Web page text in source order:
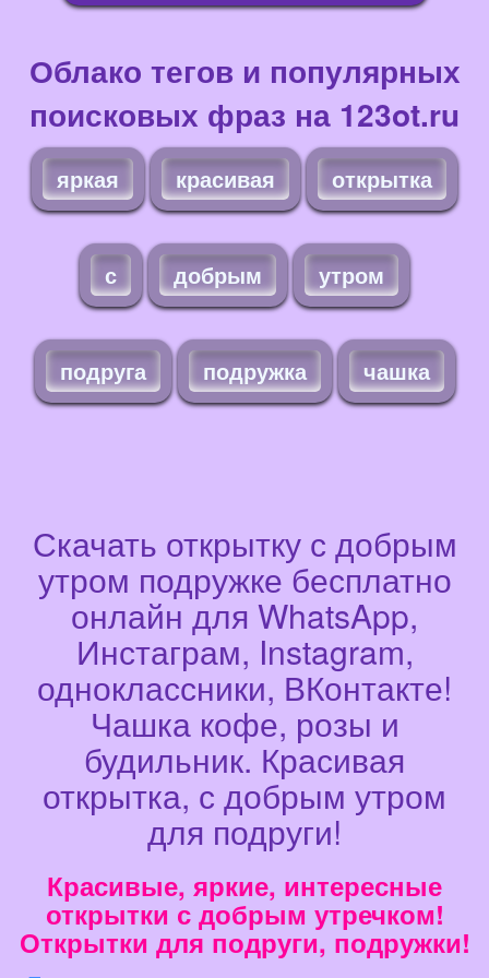
Облако тегов и популярных
поисковых фраз на 123ot.ru
яркая красивая открытка
с добрым утром
подруга подружка чашка
Скачать открытку с добрым
утром подружке бесплатно
онлайн для WhatsApp,
Инстаграм, Instagram,
одноклассники, ВКонтакте!
Чашка кофе, розы и
будильник. Красивая
открытка, с добрым утром
для подруги!
Красивые, яркие, интересные
открытки с добрым утречком!
Открытки для подруги, подружки!